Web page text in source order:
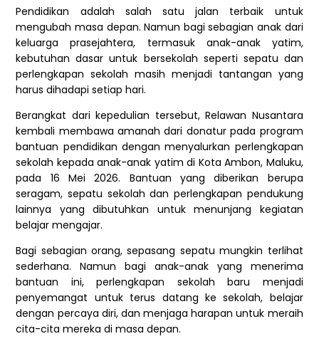
Pendidikan adalah salah satu jalan terbaik untuk
mengubah masa depan. Namun bagi sebagian anak dari
keluarga prasejahtera, termasuk anak-anak yatim,
kebutuhan dasar untuk bersekolah seperti sepatu dan
perlengkapan sekolah masih menjadi tantangan yang
harus dihadapi setiap hari.
Berangkat dari kepedulian tersebut, Relawan Nusantara
kembali membawa amanah dari donatur pada program
bantuan pendidikan dengan menyalurkan perlengkapan
sekolah kepada anak-anak yatim di Kota Ambon, Maluku,
pada 16 Mei 2026. Bantuan yang diberikan berupa
seragam, sepatu sekolah dan perlengkapan pendukung
lainnya yang dibutuhkan untuk menunjang kegiatan
belajar mengajar.
Bagi sebagian orang, sepasang sepatu mungkin terlihat
sederhana. Namun bagi anak-anak yang menerima
bantuan ini, perlengkapan sekolah baru menjadi
penyemangat untuk terus datang ke sekolah, belajar
dengan percaya diri, dan menjaga harapan untuk meraih
cita-cita mereka di masa depan.